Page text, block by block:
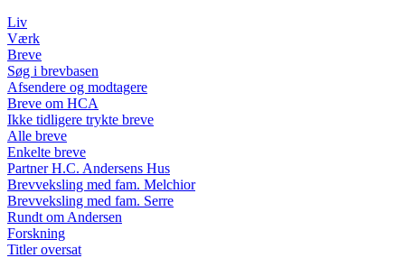
Liv
Værk
Breve
Søg i brevbasen
Afsendere og modtagere
Breve om HCA
Ikke tidligere trykte breve
Alle breve
Enkelte breve
Partner H.C. Andersens Hus
Brevveksling med fam. Melchior
Brevveksling med fam. Serre
Rundt om Andersen
Forskning
Titler oversat